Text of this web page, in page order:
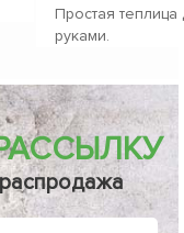
Простая
руками.